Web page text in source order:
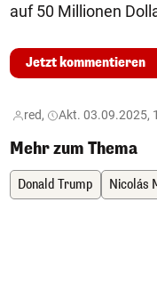
auf 50 Millionen
Jetzt kommentieren
red, Akt. 03.09.2025,
Mehr zum Thema
Donald Trump Nicolás